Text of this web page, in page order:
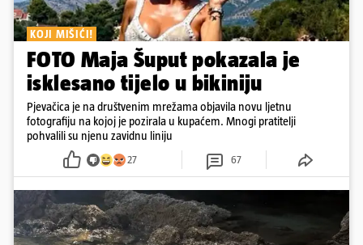
KOJI MIŠIĆI!
FOTO Maja Šuput pokazala je
isklesano tijelo u bikiniju
Pjevačica je na društvenim mrežama objavila novu ljetnu
fotografiju na kojoj je pozirala u kupaćem. Mnogi pratitelji
pohvalili su njenu zavidnu liniju
27 67